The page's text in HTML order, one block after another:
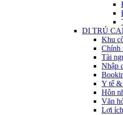
DI TRÚ
Khu
Chính
Tài
Nhập
Y tế &
Hôn
Văn
Lợi